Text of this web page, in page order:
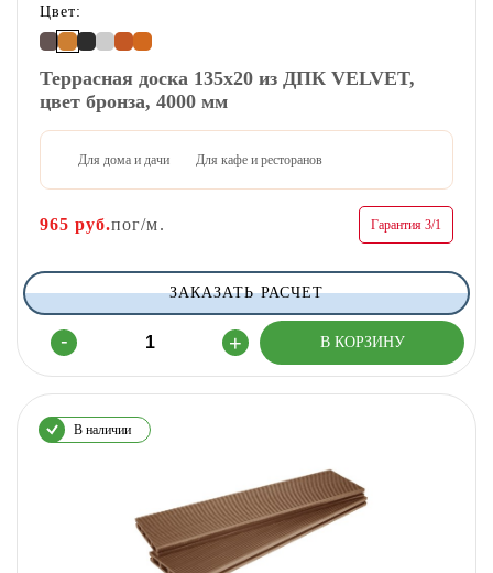
Цвет:
Террасная доска 135х20 из ДПК VELVET,
цвет бронза, 4000 мм
Для дома и дачи Для кафе и ресторанов
965 руб.пог/м. Гарантия 3/1
ЗАКАЗАТЬ РАСЧЕТ
В наличии